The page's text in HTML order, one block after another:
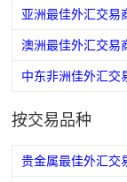
亚洲最佳外汇交易
澳洲最佳外汇交易
中东非洲佳外汇交
按交易品种
贵金属最佳外汇交